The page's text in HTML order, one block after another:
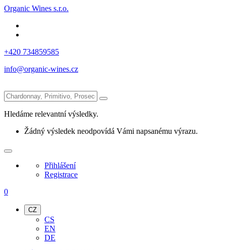
Organic Wines s.r.o.
+420 734859585
info@organic-wines.cz
Hledáme relevantní výsledky.
Žádný výsledek neodpovídá Vámi napsanému výrazu.
Přihlášení
Registrace
0
CZ
CS
EN
DE